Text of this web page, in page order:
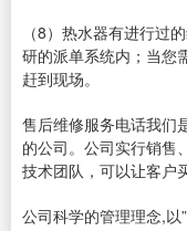
（8）热水器有进行过
研的派单系统内；当您
赶到现场。
售后维修服务电话我们
的公司。公司实行销售
技术团队，可以让客户
公司科学的管理理念,